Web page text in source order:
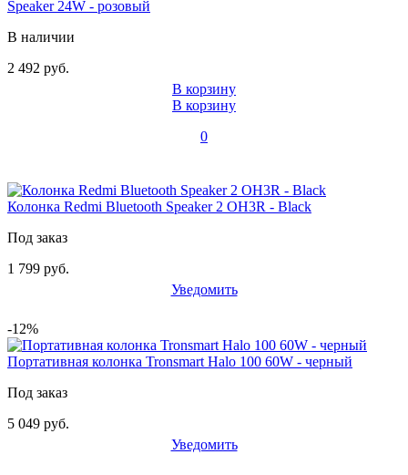
Speaker 24W - розовый
В наличии
2 492 руб.
В корзину
В корзину
0
Колонка Redmi Bluetooth Speaker 2 OH3R - Black
Под заказ
1 799 руб.
Уведомить
-12%
Портативная колонка Tronsmart Halo 100 60W - черный
Под заказ
5 049 руб.
Уведомить